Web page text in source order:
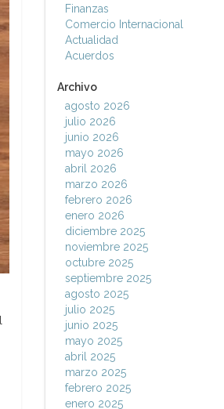
Finanzas
Comercio Internacional
Actualidad
Acuerdos
Archivo
agosto 2026
julio 2026
junio 2026
mayo 2026
abril 2026
marzo 2026
febrero 2026
enero 2026
diciembre 2025
noviembre 2025
octubre 2025
septiembre 2025
agosto 2025
julio 2025
junio 2025
mayo 2025
abril 2025
marzo 2025
febrero 2025
enero 2025